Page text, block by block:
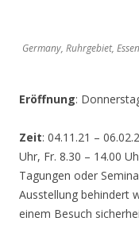
Germany, Ruhrgebiet,
Eröffnung:
Zeit: 04.11.21 –
Uhr, Fr. 8.30 – 14.00
Tagungen oder
Ausstellung behindert
einem Besuch